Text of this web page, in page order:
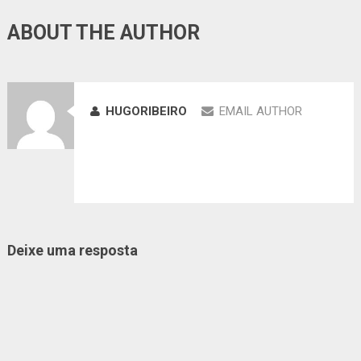
ABOUT THE AUTHOR
HUGORIBEIRO EMAIL AUTHOR
Deixe uma resposta